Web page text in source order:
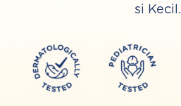
si Kecil.